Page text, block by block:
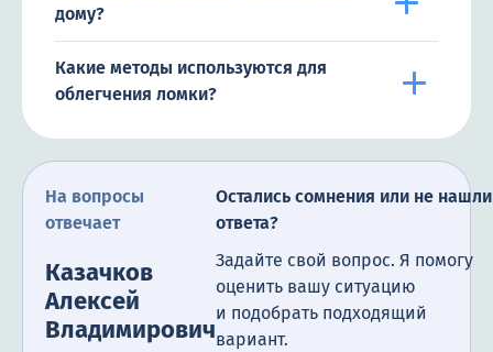
дому?
Какие методы используются для
облегчения ломки?
На вопросы
отвечает
Казачков
Алексей
Владимирович
Остались сомнения или не нашли
ответа?
Задайте свой вопрос. Я помогу
оценить вашу ситуацию
и подобрать подходящий
вариант.